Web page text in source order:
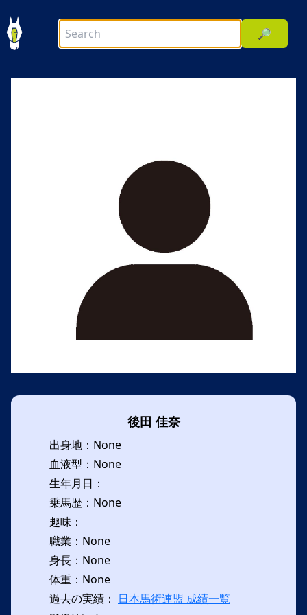
🔎
後田 佳奈
出身地：None
血液型：None
生年月日：
乗馬歴：None
趣味：
職業：None
身長：None
体重：None
過去の実績： 日本馬術連盟 成績一覧